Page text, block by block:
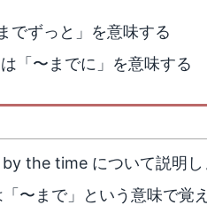
でずっと」を意味する
「〜までに」を意味する
the time について説明し
〜まで」という意味で覚